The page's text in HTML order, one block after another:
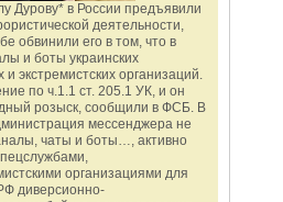
Дурову* в России предъявили
деятельности,
обвинили его в том, что в
и боты украинских
экстремистских организаций.
по ч.1.1 ст. 205.1 УК, и он
розыск, сообщили в ФСБ. В
мессенджера не
чаты и боты…, активно
организациями для
диверсионно-